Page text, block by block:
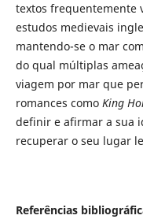
textos frequentemente
estudos medievais
mantendo-se o mar
do qual múltiplas
viagem por mar que
romances como King
definir e afirmar a sua
recuperar o seu lugar
Referências